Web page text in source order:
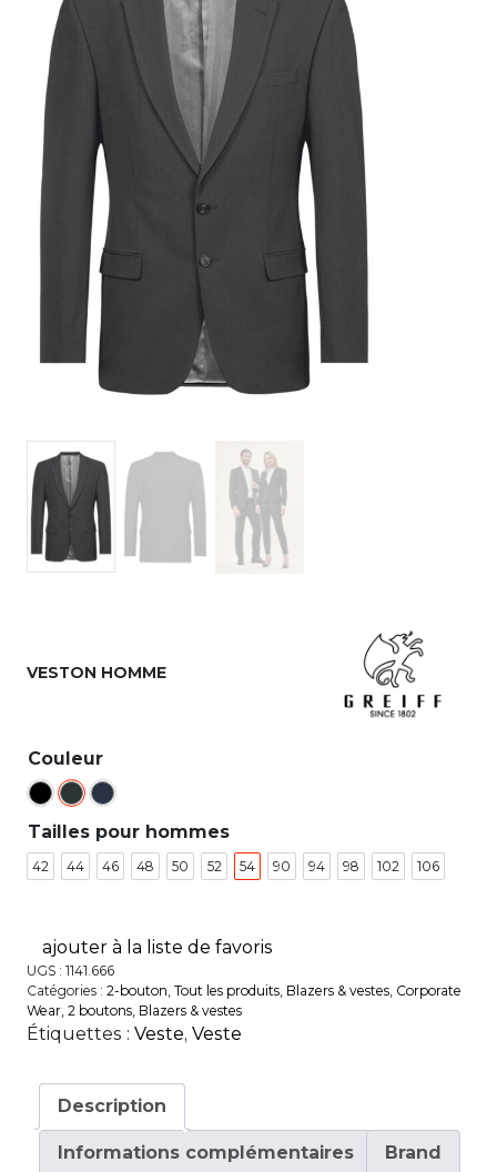
VESTON HOMME
Couleur
Tailles pour hommes
42 44 46 48 50 52 54 90 94 98 102 106
ajouter à la liste de favoris
UGS : 1141.666
Catégories : 2-bouton, Tout les produits, Blazers & vestes, Corporate
Wear, 2 boutons, Blazers & vestes
Étiquettes : Veste, Veste
Description
Informations complémentaires Brand